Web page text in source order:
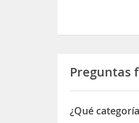
Preguntas
¿Qué